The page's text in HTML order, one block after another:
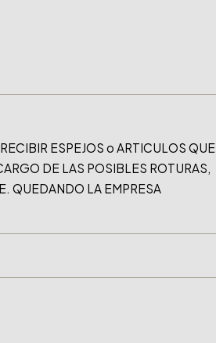
ESPEJOS o ARTICULOS QUE
DE LAS POSIBLES ROTURAS,
QUEDANDO LA EMPRESA